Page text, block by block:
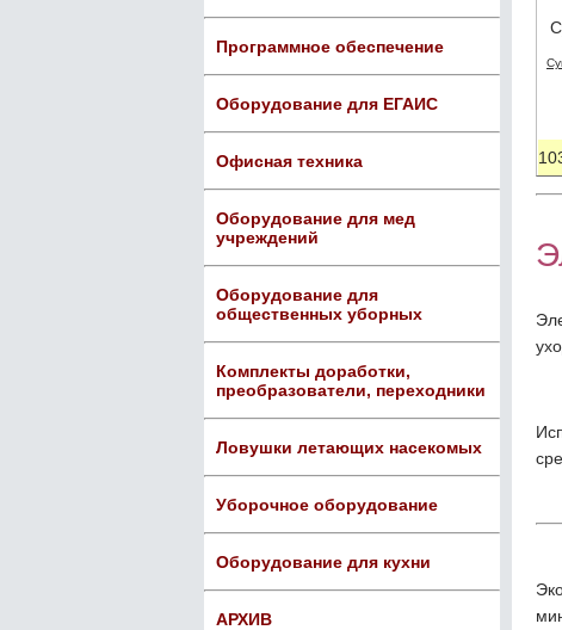
Программное обеспечение
Оборудование для ЕГАИС
Офисная техника
Оборудование для мед
учреждений
Оборудование для
общественных уборных
Комплекты доработки,
преобразователи, переходники
Ловушки летающих насекомых
Уборочное оборудование
Оборудование для кухни
АРХИВ